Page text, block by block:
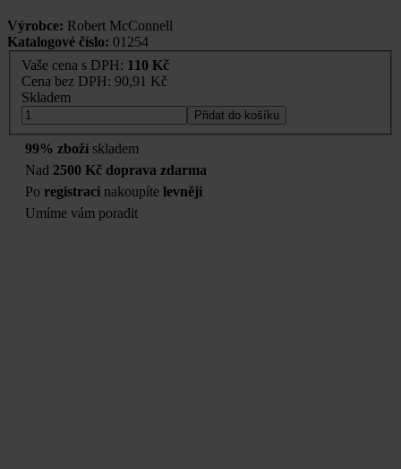
Výrobce: Robert McConnell
Katalogové číslo: 01254
Vaše cena s DPH: 110 Kč
Cena bez DPH: 90,91 Kč
Skladem
Přidat do košíku
99% zboží skladem
Nad 2500 Kč doprava zdarma
Po registraci nakoupíte levněji
Umíme vám poradit